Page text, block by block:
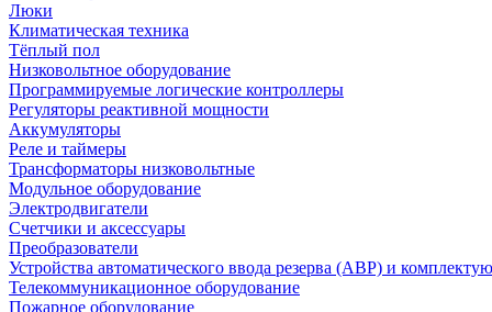
Люки
Климатическая техника
Тёплый пол
Низковольтное оборудование
Программируемые логические контроллеры
Регуляторы реактивной мощности
Аккумуляторы
Реле и таймеры
Трансформаторы низковольтные
Модульное оборудование
Электродвигатели
Счетчики и аксессуары
Преобразователи
Устройства автоматического ввода резерва (АВР) и
Телекоммуникационное оборудование
Пожарное оборудование